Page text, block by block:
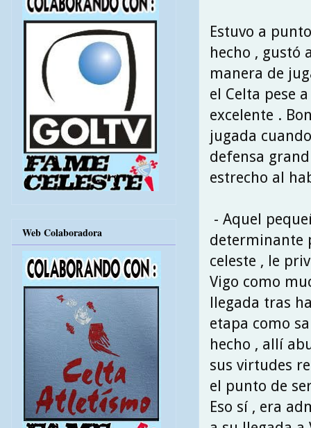
Estuvo a
hecho , gustó
manera de
el Celta pese
excelente .
jugada
defensa
estrecho al
- Aquel
determinante
celeste , le
Vigo como
llegada tras
etapa como
hecho , allí
sus virtudes
el punto de
Eso sí , era
Web Colaboradora